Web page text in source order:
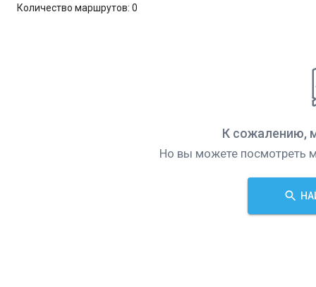
Количество маршрутов: 0
К сожалению,
Но вы можете посмотреть